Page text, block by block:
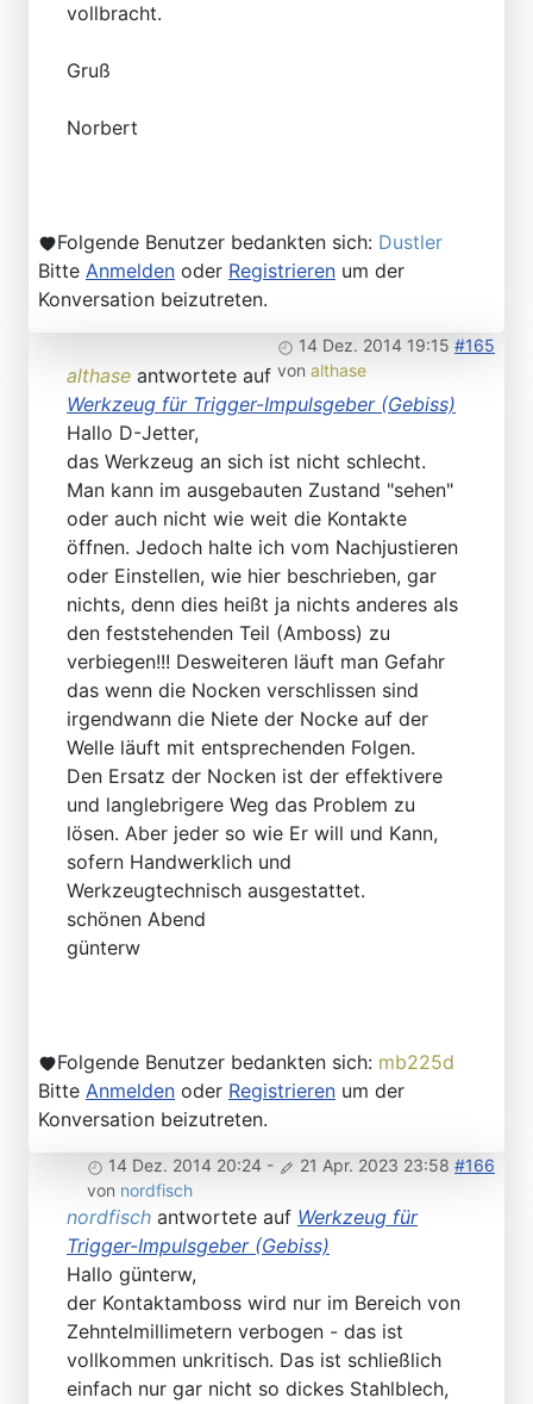
vollbracht.
Gruß
Norbert
Folgende Benutzer bedankten sich: Dustler
Bitte Anmelden oder Registrieren um der
Konversation beizutreten.
14 Dez. 2014 19:15 #165
von althase
althase antwortete auf
Werkzeug für Trigger-Impulsgeber (Gebiss)
Hallo D-Jetter,
das Werkzeug an sich ist nicht schlecht.
Man kann im ausgebauten Zustand "sehen"
oder auch nicht wie weit die Kontakte
öffnen. Jedoch halte ich vom Nachjustieren
oder Einstellen, wie hier beschrieben, gar
nichts, denn dies heißt ja nichts anderes als
den feststehenden Teil (Amboss) zu
verbiegen!!! Desweiteren läuft man Gefahr
das wenn die Nocken verschlissen sind
irgendwann die Niete der Nocke auf der
Welle läuft mit entsprechenden Folgen.
Den Ersatz der Nocken ist der effektivere
und langlebrigere Weg das Problem zu
lösen. Aber jeder so wie Er will und Kann,
sofern Handwerklich und
Werkzeugtechnisch ausgestattet.
schönen Abend
günterw
Folgende Benutzer bedankten sich: mb225d
Bitte Anmelden oder Registrieren um der
Konversation beizutreten.
14 Dez. 2014 20:24 - 21 Apr. 2023 23:58 #166
von nordfisch
nordfisch antwortete auf Werkzeug für
Trigger-Impulsgeber (Gebiss)
Hallo günterw,
der Kontaktamboss wird nur im Bereich von
Zehntelmillimetern verbogen - das ist
vollkommen unkritisch. Das ist schließlich
einfach nur gar nicht so dickes Stahlblech,